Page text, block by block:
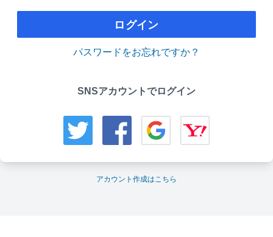
ログイン
パスワードをお忘れですか？
SNSアカウントでログイン
アカウント作成はこちら